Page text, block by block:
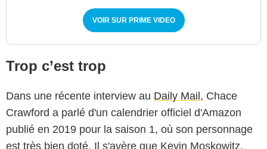
VOIR SUR PRIME VIDEO
Trop c’est trop
Dans une récente interview au Daily Mail, Chace
Crawford a parlé d'un calendrier officiel d'Amazon
publié en 2019 pour la saison 1, où son personnage
est très bien doté. Il s'avère que Kevin Moskowitz,